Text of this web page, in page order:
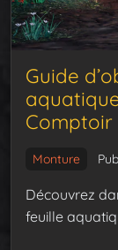
Guide
Comptoir
Monture
Découvrez
feuille